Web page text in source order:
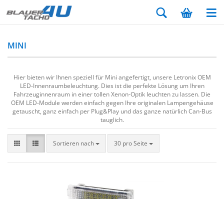
MINI
Hier bieten wir Ihnen speziell für Mini angefertigt, unsere Letronix OEM
LED-Innenraumbeleuchtung. Dies ist die perfekte Lösung um Ihren
Fahrzeuginnenraum in einer tollen Xenon-Optik leuchten zu lassen. Die
OEM LED-Module werden einfach gegen Ihre originalen Lampengehäuse
getauscht, ganz einfach per Plug&Play und das ganze natürlich Can-Bus
tauglich.
Sortieren nach 30 pro Seite